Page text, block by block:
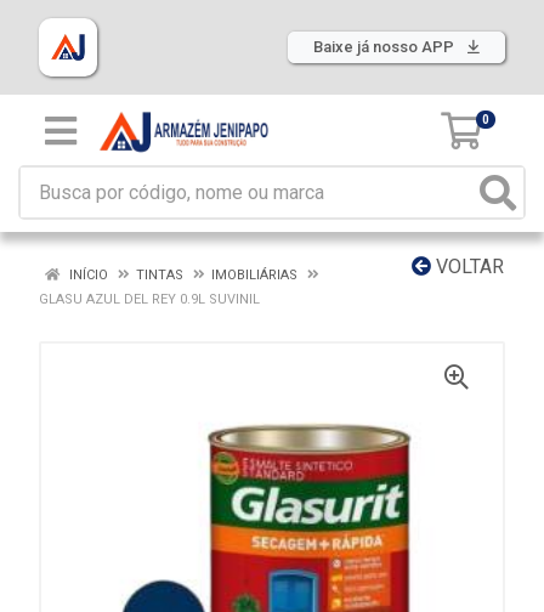
Baixe já nosso APP
0
VOLTAR
INÍCIO TINTAS
IMOBILIÁRIAS
GLASU AZUL DEL REY 0.9L SUVINIL